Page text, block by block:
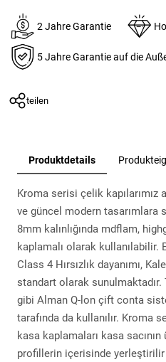
2 Jahre Garantie
5 Jahre Garantie auf die
teilen
Produktdetails
Kroma serisi çelik
ve güncel modern tasarımlara
8mm kalınlığında mdflam,
kaplamalı olarak kullanılabilir.
Class 4 Hırsızlık dayanımı,
standart olarak sunulmaktadır.
gibi Alman Q-lon çift conta
tarafında da kullanılır. Kroma
kasa kaplamaları kasa
profillerin içerisinde yerleştirilir